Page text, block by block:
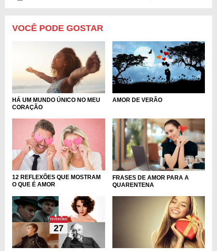
VOCÊ PODE GOSTAR
HÁ UM MUNDO ÚNICO NO MEU
CORAÇÃO
AMOR DE VERÃO
12 REFLEXÕES QUE MOSTRAM
O QUE É AMOR
FRASES DE AMOR PARA A
QUARENTENA